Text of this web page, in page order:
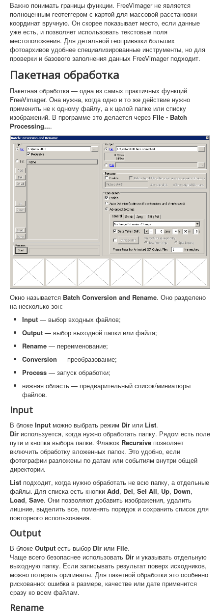
Важно понимать границы функции. FreeVimager не является
полноценным геотеггером с картой для массовой расстановки
координат вручную. Он скорее показывает место, если данные
уже есть, и позволяет использовать текстовые поля
местоположения. Для детальной геопривязки больших
фотоархивов удобнее специализированные инструменты, но для
проверки и базового заполнения данных FreeVimager подходит.
Пакетная обработка
Пакетная обработка — одна из самых практичных функций
FreeVimager. Она нужна, когда одно и то же действие нужно
применить не к одному файлу, а к целой папке или списку
изображений. В программе это делается через File - Batch
Processing....
Окно называется Batch Conversion and Rename. Оно разделено
на несколько зон:
Input — выбор входных файлов;
Output — выбор выходной папки или файла;
Rename — переименование;
Conversion — преобразование;
Process — запуск обработки;
нижняя область — предварительный список/миниатюры
файлов.
Input
В блоке Input можно выбрать режим Dir или List.
Dir используется, когда нужно обработать папку. Рядом есть поле
пути и кнопка выбора папки. Флажок Recursive позволяет
включить обработку вложенных папок. Это удобно, если
фотографии разложены по датам или событиям внутри общей
директории.
List подходит, когда нужно обработать не всю папку, а отдельные
файлы. Для списка есть кнопки Add, Del, Sel All, Up, Down,
Load, Save. Они позволяют добавить изображения, удалить
лишние, выделить все, поменять порядок и сохранить список для
повторного использования.
Output
В блоке Output есть выбор Dir или File.
Чаще всего безопаснее использовать Dir и указывать отдельную
выходную папку. Если записывать результат поверх исходников,
можно потерять оригиналы. Для пакетной обработки это особенно
рискованно: ошибка в размере, качестве или дате применится
сразу ко всем файлам.
Rename